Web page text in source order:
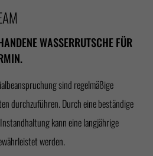
WASSERRUTSCHE FÜR
sind regelmäßige
durchzuführen. Durch eine beständige
kann eine langjährige
werden.